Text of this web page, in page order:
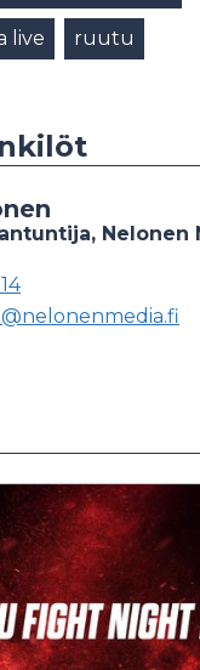
live ruutu
Nelonen